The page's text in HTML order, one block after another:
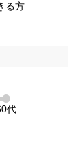
る方
代